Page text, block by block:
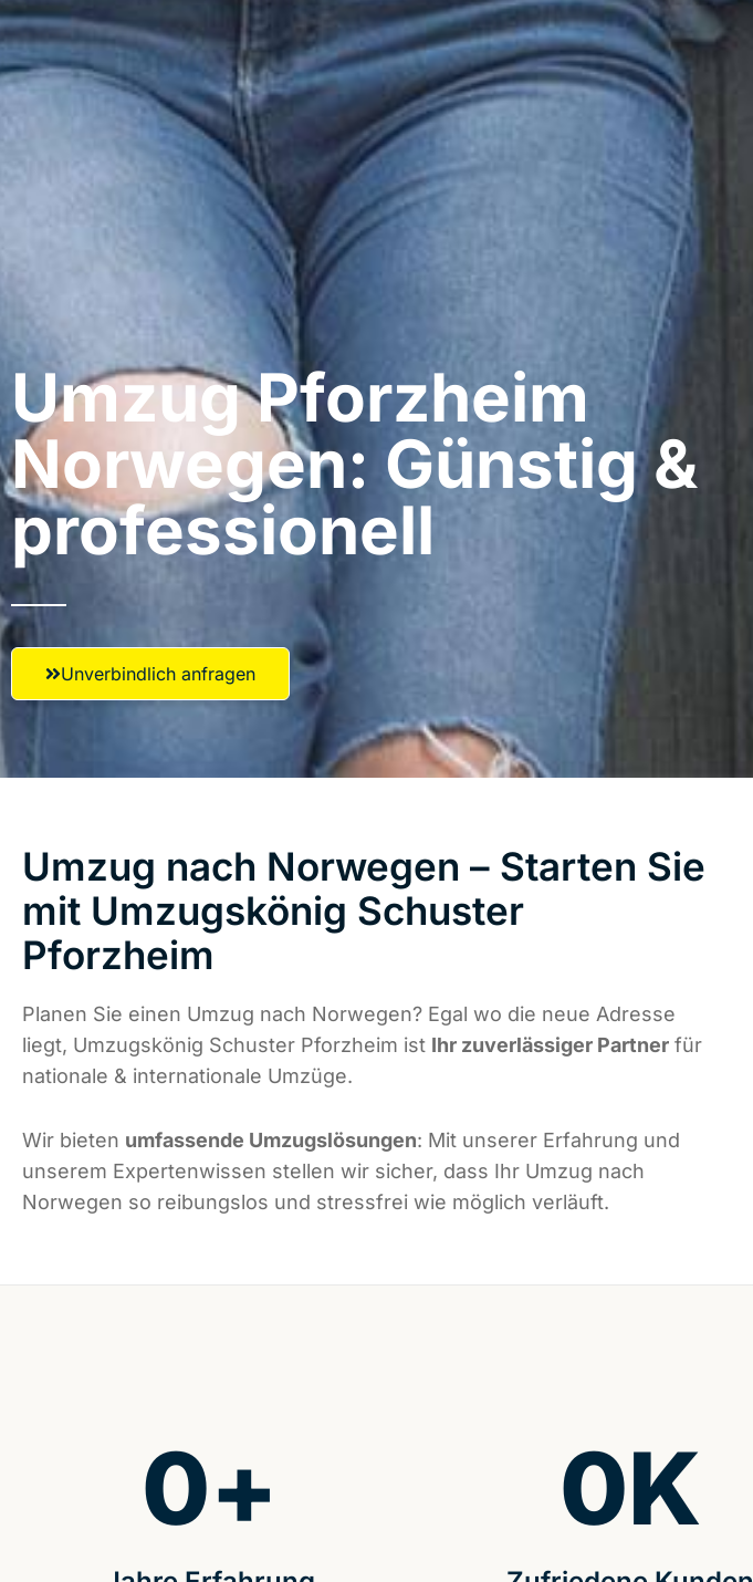
Umzug Pforzheim​
Norwegen: Günstig &
professionell​
Unverbindlich anfragen
Umzug nach Norwegen – Starten Sie
mit Umzugskönig Schuster
Pforzheim
Planen Sie einen Umzug nach Norwegen? Egal wo die neue Adresse
liegt, Umzugskönig Schuster Pforzheim ist Ihr zuverlässiger Partner für
nationale & internationale Umzüge.
Wir bieten umfassende Umzugslösungen: Mit unserer Erfahrung und
unserem Expertenwissen stellen wir sicher, dass Ihr Umzug nach
Norwegen so reibungslos und stressfrei wie möglich verläuft.
0+ 0K